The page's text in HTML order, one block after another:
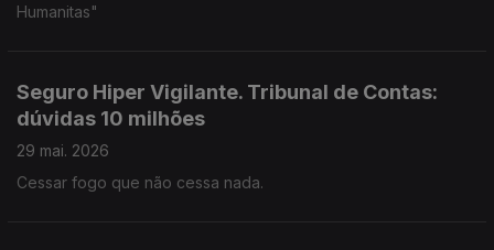
Humanitas"
Seguro Hiper Vigilante. Tribunal de Contas:
dúvidas 10 milhões
29 mai. 2026
Cessar fogo que não cessa nada.